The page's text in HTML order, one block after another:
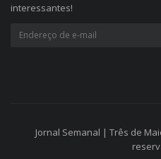
interessantes!
Jornal Semanal | Três de